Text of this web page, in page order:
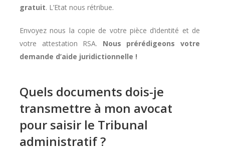
gratuit. L’Etat nous rétribue.
Envoyez nous la copie de votre pièce d’identité et de
votre attestation RSA. Nous prérédigeons votre
demande d’aide juridictionnelle !
Quels documents dois-je
transmettre à mon avocat
pour saisir le Tribunal
administratif ?